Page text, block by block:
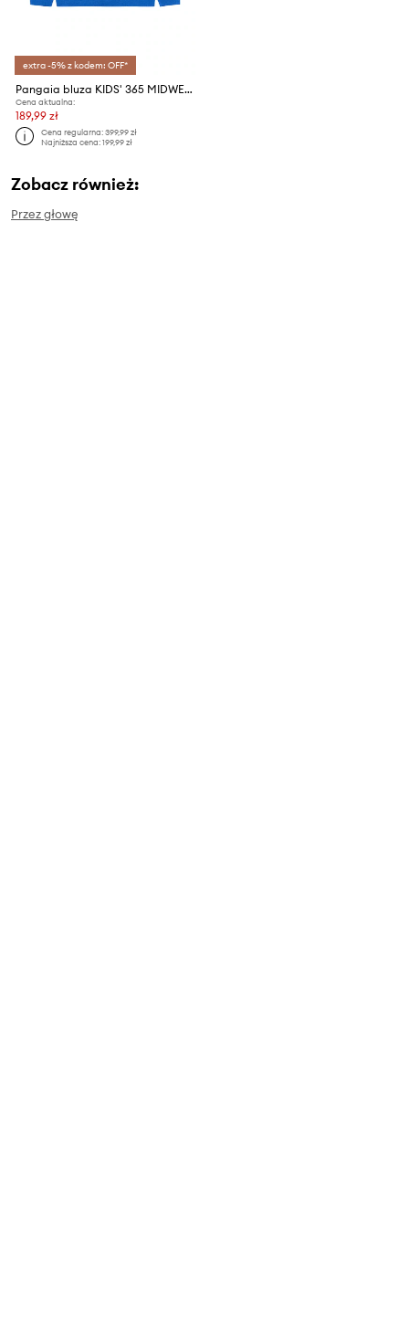
extra -5% z kodem: OFF*
Pangaia bluza KIDS' 365 MIDWEIGHT SWEATSHIRT
Cena aktualna:
189,99 zł
Cena regularna:399,99 zł
Najniższa cena:199,99 zł
Zobacz również:
Przez głowę